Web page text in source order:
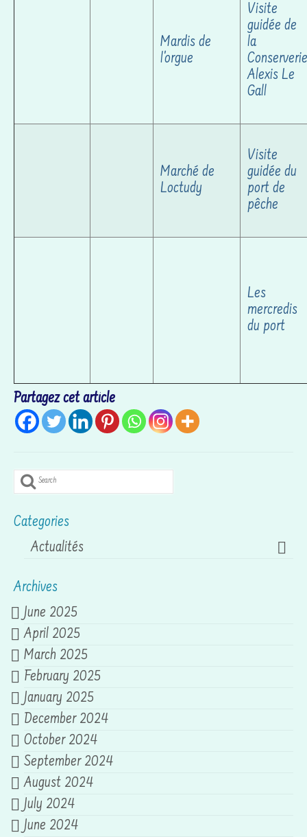
Mardis de
l'orgue
Visite
guidée de
la
Conserverie
Alexis Le
Gall
Marché de
Loctudy
Visite
guidée du
port de
pêche
Les
mercredis
du port
Partagez cet article
Search
for:
Categories
Actualités
Archives
June 2025
April 2025
March 2025
February 2025
January 2025
December 2024
October 2024
September 2024
August 2024
July 2024
June 2024